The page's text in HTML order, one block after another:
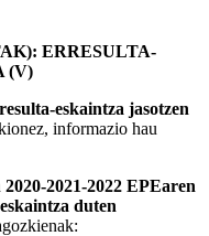
ERRESULTA-
(V)
eskaintza jasotzen
informazio hau
2020-2021-2022 EPEaren
duten